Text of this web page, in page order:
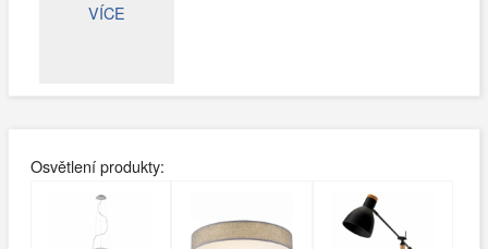
VÍCE
Osvětlení produkty: